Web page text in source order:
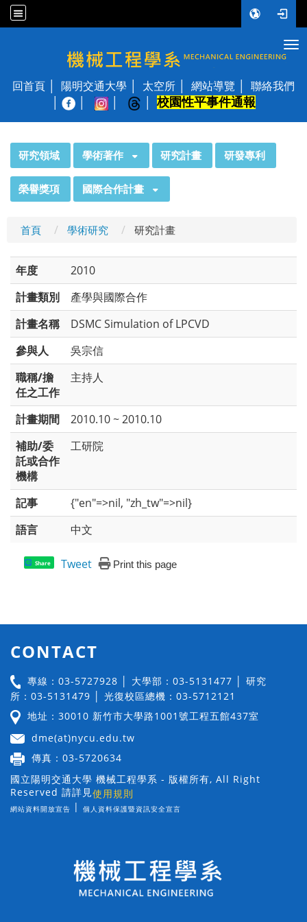
國立陽明交通大學 機械工程學系
回首頁 陽明交通大學 太空所 網站導覽
聯絡我們
校園性平事件通報
研究領域 學術著作 研究計畫 研發專利
榮譽獎項 國際合作計畫
首頁 學術研究 研究計畫
年度
2010
計畫類別
產學與國際合作
計畫名稱
DSMC Simulation of LPCVD
參與人
吳宗信
職稱/擔
任之工作
主持人
計畫期間
2010.10 ~ 2010.10
補助/委
託或合作
機構
工研院
記事
{"en"=>nil, "zh_tw"=>nil}
語言
中文
Share Tweet Print this page
CONTACT
專線：03-5727928 │ 大學部：03-5131477 │ 研究
所：03-5131479 │ 光復校區總機：03-5712121
地址：30010 新竹市大學路1001號工程五館437室
dme(at)nycu.edu.tw
傳真：03-5720634
國立陽明交通大學 機械工程學系 - 版權所有, All Right
Reserved 請詳見使用規則
網站資料開放宣告 | 個人資料保護暨資訊安全宣言